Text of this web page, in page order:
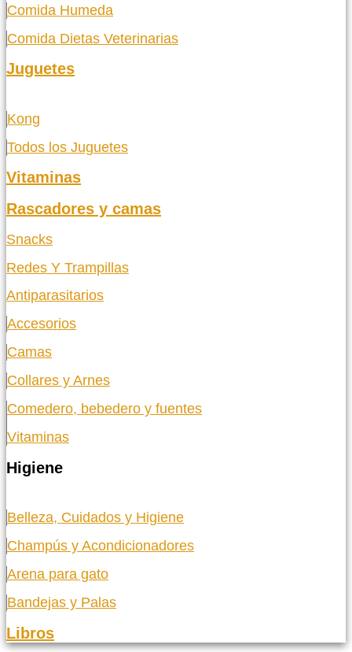
Comida Humeda
Comida Dietas Veterinarias
Juguetes
Kong
Todos los Juguetes
Vitaminas
Rascadores y camas
Snacks
Redes Y Trampillas
Antiparasitarios
Accesorios
Camas
Collares y Arnes
Comedero, bebedero y fuentes
Vitaminas
Higiene
Belleza, Cuidados y Higiene
Champús y Acondicionadores
Arena para gato
Bandejas y Palas
Libros